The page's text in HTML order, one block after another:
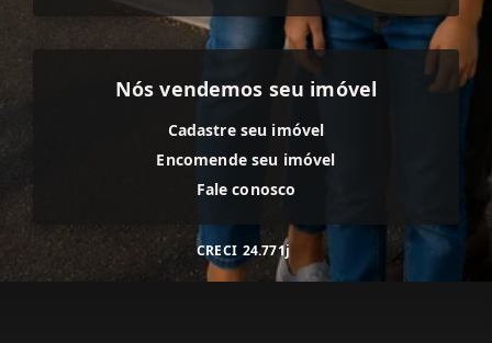
Nós vendemos seu imóvel
Cadastre seu imóvel
Encomende seu imóvel
Fale conosco
CRECI 24.771j